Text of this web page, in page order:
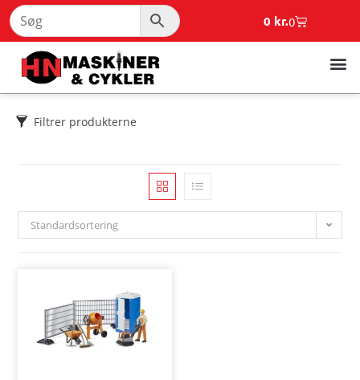
0 kr.0
Filtrer produkterne
Standardsortering